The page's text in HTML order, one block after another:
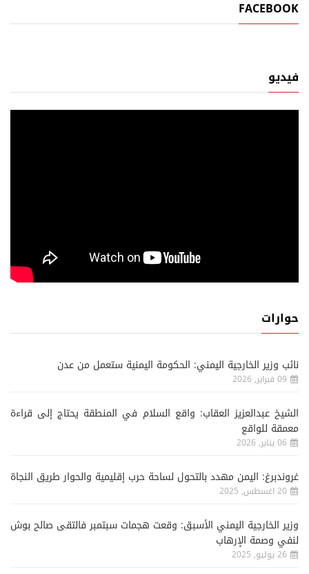
FACEBOOK
فيديو
حوارات
نائب وزير الخارجية اليمني: الحكومة اليمنية ستعمل من عدن
09 فبراير, 2026
الشيخ عبدالعزيز العقاب: واقع السلام في المنطقة يحتاج إلى قراءة
معمقة للواقع
06 يناير, 2026
غروندبرغ: اليمن مهدد بالتحول لساحة حرب إقليمية والحوار طريق النجاة
20 اغسطس, 2025
وزير الخارجية اليمني الأسبق: وقعت هجمات سبتمبر فالتقى صالح بوش
لنفي وصمة الإرهاب
26 يوليو, 2025